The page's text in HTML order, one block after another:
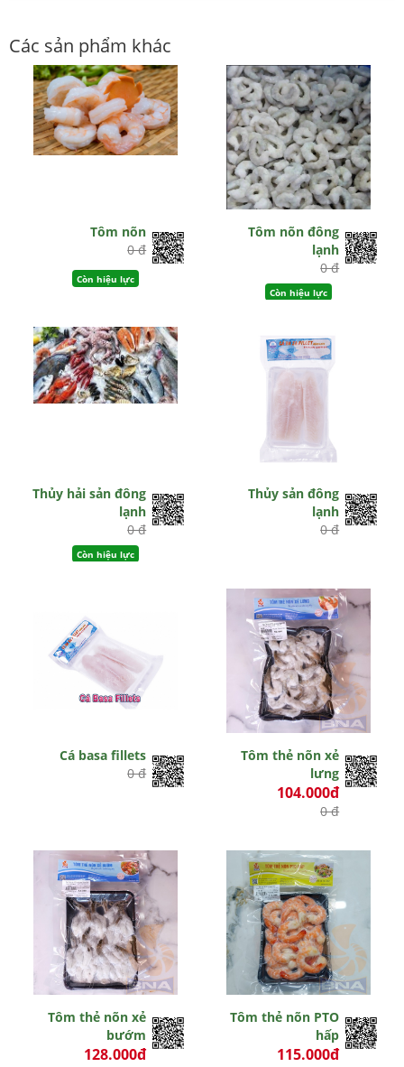
Các sản phẩm khác
Tôm nõn
0 đ
Còn hiệu lực
Tôm nõn đông
lạnh
0 đ
Còn hiệu lực
Thủy hải sản đông
lạnh
0 đ
Còn hiệu lực
Thủy sản đông
lạnh
0 đ
Cá basa fillets
0 đ
Tôm thẻ nõn xẻ
lưng
104.000đ
0 đ
Tôm thẻ nõn xẻ
bướm
128.000đ
Tôm thẻ nõn PTO
hấp
115.000đ